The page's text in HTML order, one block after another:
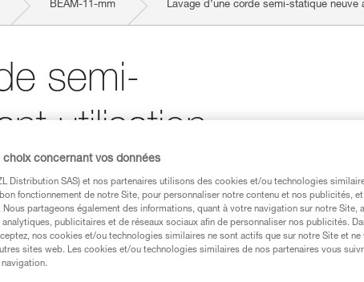
BEAM-11-mm Lavage d’une corde semi-statique neuve
semi-
utilisation
des produits utilisés dans ce conseil avant de le
de la notice technique pour pouvoir
choix concernant vos données
Distribution SAS) et nos partenaires utilisons des cookies et/ou technologies
fonctionnement de notre Site, pour personnaliser notre contenu et nos publicités,
Nous partageons également des informations, quant à votre navigation sur notre Site,
analytiques, publicitaires et de réseaux sociaux afin de personnaliser nos publicités.
nos cookies et/ou technologies similaires ne sont actifs que sur notre Site et ne
sites web. Les cookies et/ou technologies similaires de nos partenaires vous